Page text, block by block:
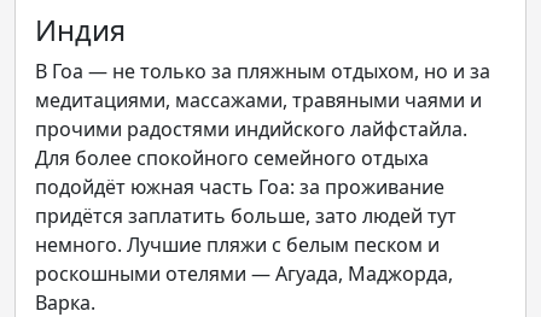
Индия
В Гоа — не только за пляжным отдыхом, но и за
медитациями, массажами, травяными чаями и
прочими радостями индийского лайфстайла.
Для более спокойного семейного отдыха
подойдёт южная часть Гоа: за проживание
придётся заплатить больше, зато людей тут
немного. Лучшие пляжи с белым песком и
роскошными отелями — Агуада, Маджорда,
Варка.